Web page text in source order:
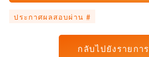
ประกาศผลสอบผ่าน #
กลับไปยังรายการ